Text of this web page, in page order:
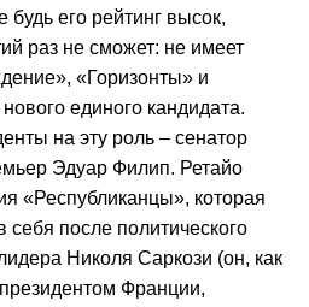
его рейтинг высок,
раз не сможет: не имеет
«Горизонты» и
единого кандидата.
на эту роль – сенатор
Эдуар Филип. Ретайо
«Республиканцы», которая
себя после политического
Николя Саркози (он, как
Франции,